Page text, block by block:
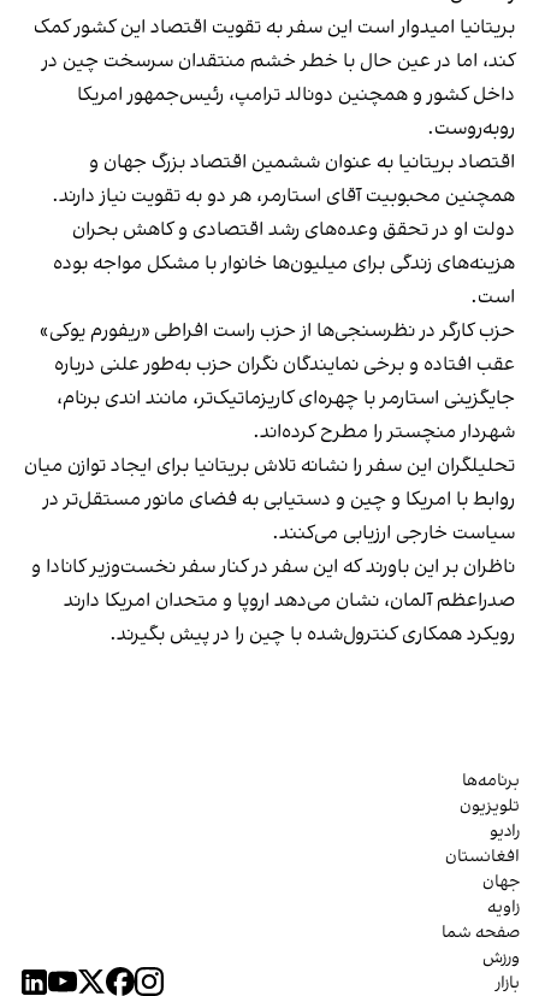
بریتانیا امیدوار است این سفر به تقویت اقتصاد این کشور کمک
کند، اما در عین حال با خطر خشم منتقدان سرسخت چین در
داخل کشور و همچنین دونالد ترامپ، رئیس‌جمهور امریکا
روبه‌روست.
اقتصاد بریتانیا به عنوان ششمین اقتصاد بزرگ جهان و
همچنین محبوبیت آقای استارمر، هر دو به تقویت نیاز دارند.
دولت او در تحقق وعده‌های رشد اقتصادی و کاهش بحران
هزینه‌های زندگی برای میلیون‌ها خانوار با مشکل مواجه بوده
است.
حزب کارگر در نظرسنجی‌ها از حزب راست افراطی «ریفورم یوکی»
عقب افتاده و برخی نمایندگان نگران حزب به‌طور علنی درباره
جایگزینی استارمر با چهره‌ای کاریزماتیک‌تر، مانند اندی برنام،
شهردار منچستر را مطرح کرده‌اند.
تحلیلگران این سفر را نشانه تلاش بریتانیا برای ایجاد توازن میان
روابط با امریکا و چین و دستیابی به فضای مانور مستقل‌تر در
سیاست خارجی ارزیابی می‌کنند.
ناظران بر این باورند که این سفر در کنار سفر نخست‌وزیر کانادا و
صدراعظم آلمان، نشان می‌دهد اروپا و متحدان امریکا دارند
رویکرد همکاری کنترول‌شده با چین را در پیش بگیرند.
برنامه‌ها
تلویزیون
رادیو
افغانستان
جهان
زاویه
صفحه شما
ورزش
بازار